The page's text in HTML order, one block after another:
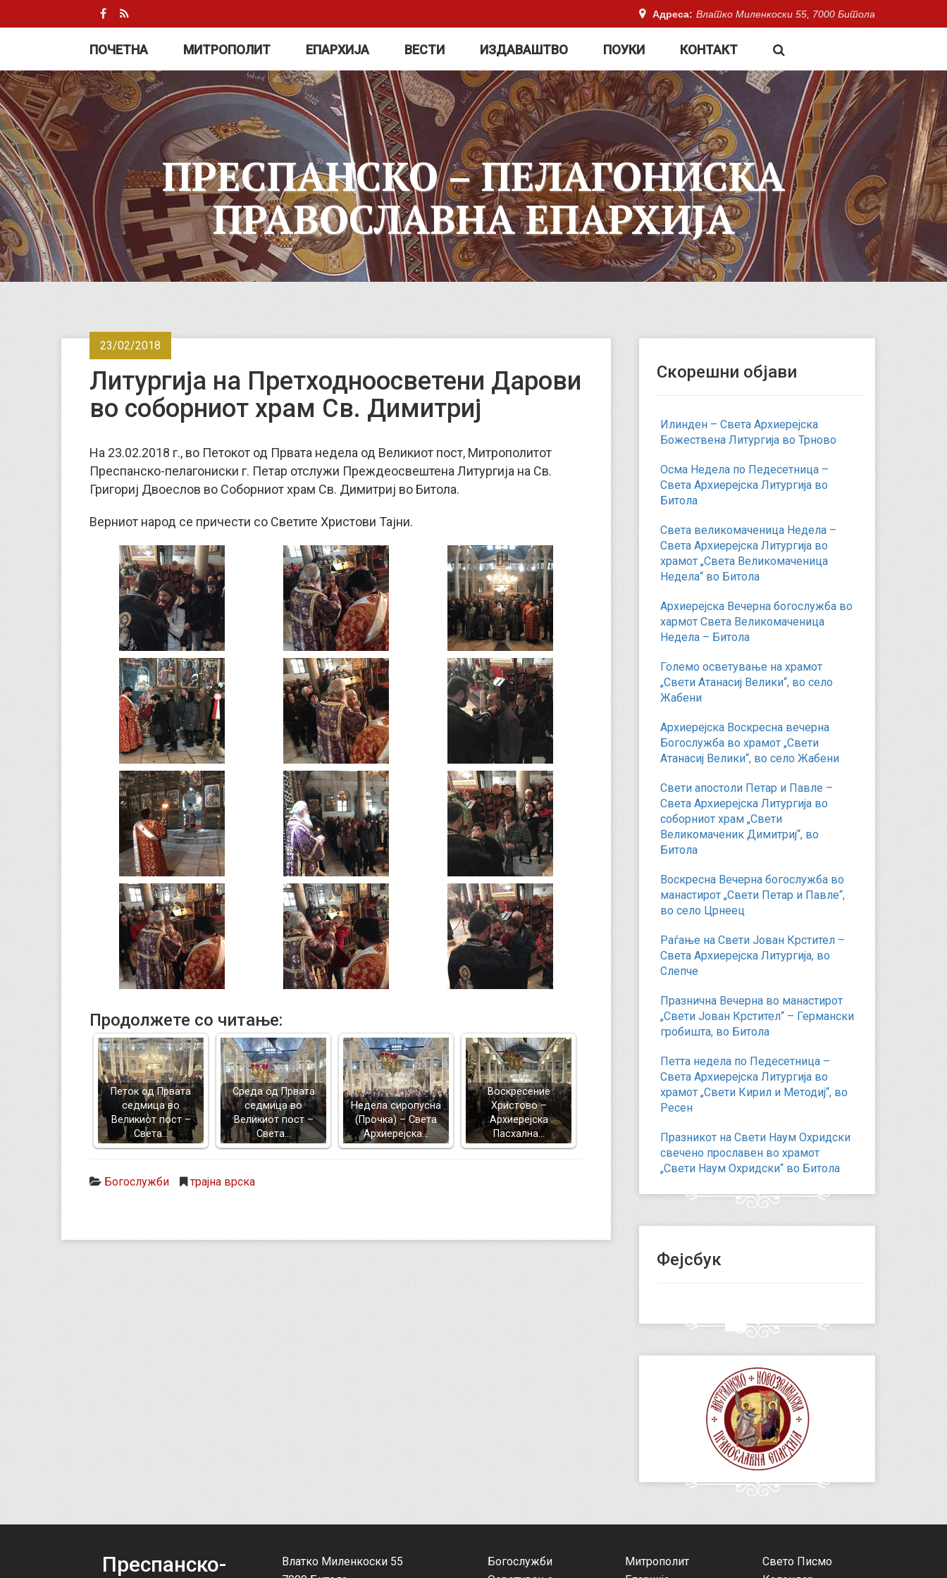
Адреса: Влатко Миленкоски 55, 7000 Битола
ПОЧЕТНА МИТРОПОЛИТ ЕПАРХИЈА ВЕСТИ ИЗДАВАШТВО ПОУКИ КОНТАКТ
ПРЕСПАНСКО – ПЕЛАГОНИСКА
ПРАВОСЛАВНА ЕПАРХИЈА
23/02/2018
Литургија на Претходноосветени Дарови
во соборниот храм Св. Димитриј
На 23.02.2018 г., во Петокот од Првата недела од Великиот пост, Митрополитот
Преспанско-пелагониски г. Петар отслужи Преждеосвештена Литургија на Св.
Григориј Двоеслов во Соборниот храм Св. Димитриј во Битола.
Верниот народ се причести со Светите Христови Тајни.
Продолжете со читање:
Петок од Првата
седмица во
Великиот пост –
Света…
Среда од Првата
седмица во
Великиот пост –
Света…
Недела сиропусна
(Прочка) – Света
Архиерејска…
Воскресение
Христово –
Архиерејска
Пасхална…
Богослужби трајна врска
Скорешни објави
Илинден – Света Архиерејска
Божествена Литургија во Трново
Осма Недела по Педесетница –
Света Архиерејска Литургија во
Битола
Света великомаченица Недела –
Света Архиерејска Литургија во
храмот „Света Великомаченица
Недела“ во Битола
Архиерејска Вечерна богослужба во
хармот Света Великомаченица
Недела – Битола
Големо осветување на храмот
„Свети Атанасиј Велики“, во село
Жабени
Архиерејска Воскресна вечерна
Богослужба во храмот „Свети
Атанасиј Велики“, во село Жабени
Свети апостоли Петар и Павле –
Света Архиерејска Литургија во
соборниот храм „Свети
Великомаченик Димитриј“, во
Битола
Воскресна Вечерна богослужба во
манастирот „Свети Петар и Павле“,
во село Црнеец
Раѓање на Свети Јован Крстител –
Света Архиерејска Литургија, во
Слепче
Празнична Вечерна во манастирот
„Свети Јован Крстител“ – Германски
гробишта, во Битола
Петта недела по Педесетница –
Света Архиерејска Литургија во
храмот „Свети Кирил и Методиј“, во
Ресен
Празникот на Свети Наум Охридски
свечено прославен во храмот
„Свети Наум Охридски“ во Битола
Фејсбук
Преспанско-
Влатко Миленкоски 55
Богослужби
Митрополит
Свето Писмо